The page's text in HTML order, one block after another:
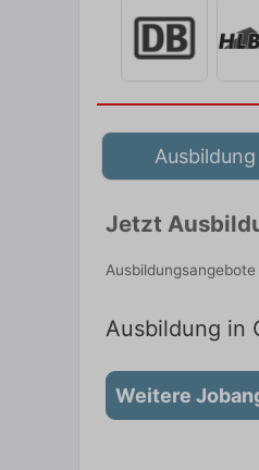
Ausbildung
Jetzt
Ausbildung in
Weitere